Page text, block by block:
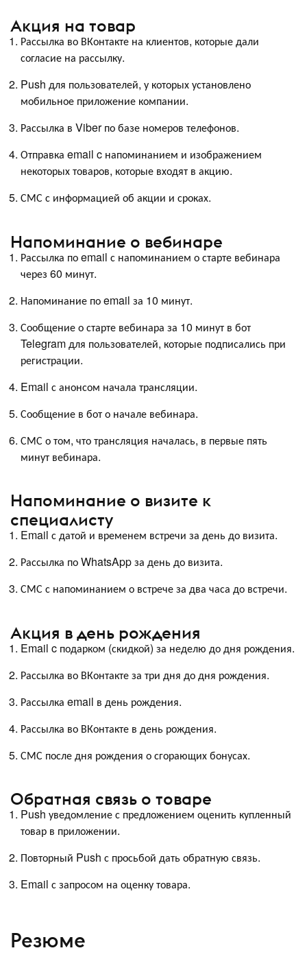
Акция на товар
Рассылка во ВКонтакте на клиентов, которые дали
согласие на рассылку.
Push для пользователей, у которых установлено
мобильное приложение компании.
Рассылка в Viber по базе номеров телефонов.
Отправка email c напоминанием и изображением
некоторых товаров, которые входят в акцию.
СМС с информацией об акции и сроках.
Напоминание о вебинаре
Рассылка по email с напоминанием о старте вебинара
через 60 минут.
Напоминание по email за 10 минут.
Сообщение о старте вебинара за 10 минут в бот
Telegram для пользователей, которые подписались при
регистрации.
Email с анонсом начала трансляции.
Сообщение в бот о начале вебинара.
СМС о том, что трансляция началась, в первые пять
минут вебинара.
Напоминание о визите к
специалисту
Email с датой и временем встречи за день до визита.
Рассылка по WhatsApp за день до визита.
СМС с напоминанием о встрече за два часа до встречи.
Акция в день рождения
Email c подарком (скидкой) за неделю до дня рождения.
Рассылка во ВКонтакте за три дня до дня рождения.
Рассылка email в день рождения.
Рассылка во ВКонтакте в день рождения.
СМС после дня рождения о сгорающих бонусах.
Обратная связь о товаре
Push уведомление с предложением оценить купленный
товар в приложении.
Повторный Push с просьбой дать обратную связь.
Email с запросом на оценку товара.
Резюме